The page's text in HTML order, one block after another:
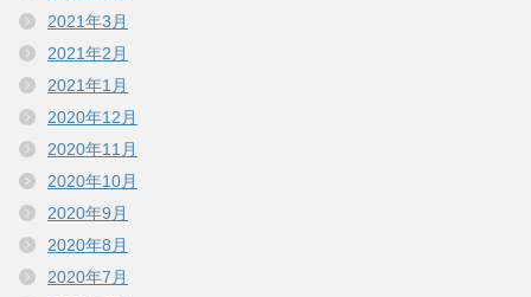
2021年3月
2021年2月
2021年1月
2020年12月
2020年11月
2020年10月
2020年9月
2020年8月
2020年7月